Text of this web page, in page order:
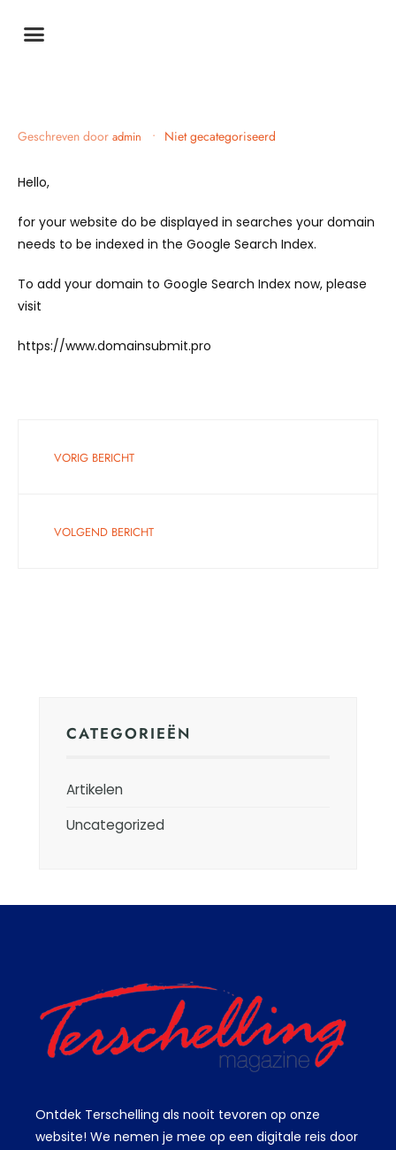
Geschreven door admin • Niet gecategoriseerd
Hello,
for your website do be displayed in searches your domain
needs to be indexed in the Google Search Index.
To add your domain to Google Search Index now, please
visit
https://www.domainsubmit.pro
VORIG BERICHT
VOLGEND BERICHT
CATEGORIEËN
Artikelen
Uncategorized
Ontdek Terschelling als nooit tevoren op onze
website! We nemen je mee op een digitale reis door